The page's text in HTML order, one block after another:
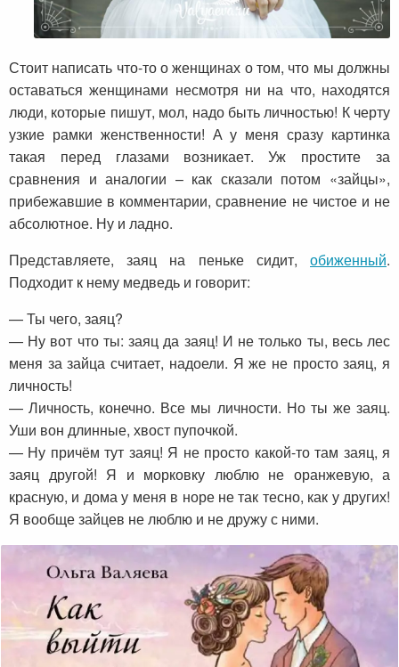
Стоит написать что-то о женщинах о том, что мы должны
оставаться женщинами несмотря ни на что, находятся
люди, которые пишут, мол, надо быть личностью! К черту
узкие рамки женственности! А у меня сразу картинка
такая перед глазами возникает. Уж простите за
сравнения и аналогии – как сказали потом «зайцы»,
прибежавшие в комментарии, сравнение не чистое и не
абсолютное. Ну и ладно.
Представляете, заяц на пеньке сидит, обиженный.
Подходит к нему медведь и говорит:
— Ты чего, заяц?
— Ну вот что ты: заяц да заяц! И не только ты, весь лес
меня за зайца считает, надоели. Я же не просто заяц, я
личность!
— Личность, конечно. Все мы личности. Но ты же заяц.
Уши вон длинные, хвост пупочкой.
— Ну причём тут заяц! Я не просто какой-то там заяц, я
заяц другой! Я и морковку люблю не оранжевую, а
красную, и дома у меня в норе не так тесно, как у других!
Я вообще зайцев не люблю и не дружу с ними.